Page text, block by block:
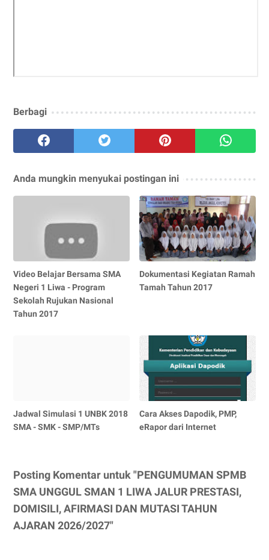
Berbagi
Anda mungkin menyukai postingan ini
Video Belajar Bersama SMA
Negeri 1 Liwa - Program
Sekolah Rujukan Nasional
Tahun 2017
Dokumentasi Kegiatan Ramah
Tamah Tahun 2017
Jadwal Simulasi 1 UNBK 2018
SMA - SMK - SMP/MTs
Cara Akses Dapodik, PMP,
eRapor dari Internet
Posting Komentar untuk "PENGUMUMAN SPMB
SMA UNGGUL SMAN 1 LIWA JALUR PRESTASI,
DOMISILI, AFIRMASI DAN MUTASI TAHUN
AJARAN 2026/2027"